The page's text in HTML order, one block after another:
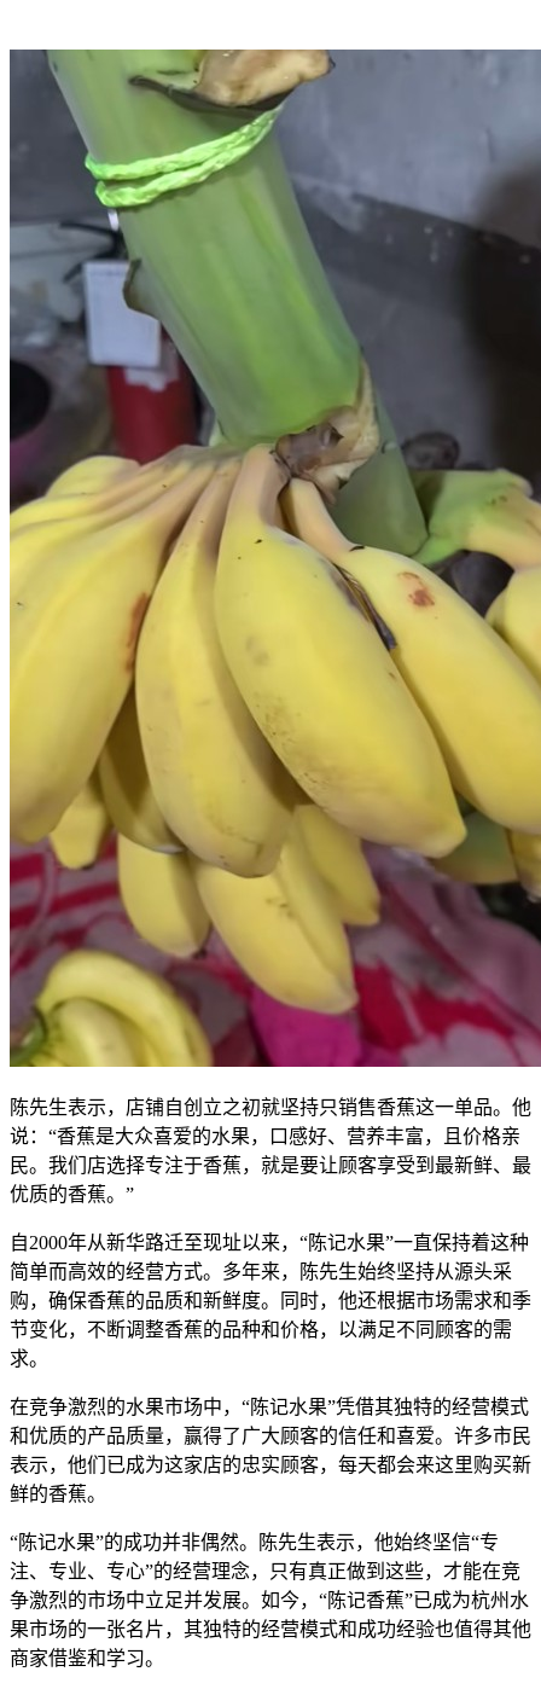
陈先生表示，店铺自创立之初就坚持只销售香蕉这一单品。他
说：“香蕉是大众喜爱的水果，口感好、营养丰富，且价格亲
民。我们店选择专注于香蕉，就是要让顾客享受到最新鲜、最
优质的香蕉。”
自2000年从新华路迁至现址以来，“陈记水果”一直保持着这种
简单而高效的经营方式。多年来，陈先生始终坚持从源头采
购，确保香蕉的品质和新鲜度。同时，他还根据市场需求和季
节变化，不断调整香蕉的品种和价格，以满足不同顾客的需
求。
在竞争激烈的水果市场中，“陈记水果”凭借其独特的经营模式
和优质的产品质量，赢得了广大顾客的信任和喜爱。许多市民
表示，他们已成为这家店的忠实顾客，每天都会来这里购买新
鲜的香蕉。
“陈记水果”的成功并非偶然。陈先生表示，他始终坚信“专
注、专业、专心”的经营理念，只有真正做到这些，才能在竞
争激烈的市场中立足并发展。如今，“陈记香蕉”已成为杭州水
果市场的一张名片，其独特的经营模式和成功经验也值得其他
商家借鉴和学习。